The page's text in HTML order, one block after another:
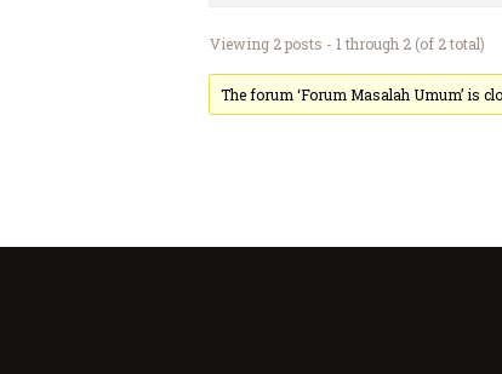
Viewing 2 posts - 1 through 2 (of 2 total)
The forum ‘Forum Masalah Umum’ is